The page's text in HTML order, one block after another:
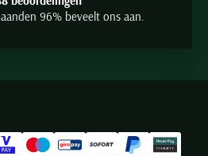
96% beveelt ons aan.